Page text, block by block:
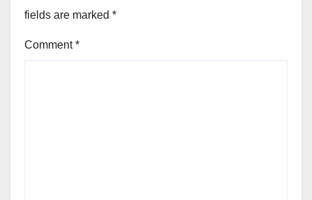
fields are marked *
Comment*